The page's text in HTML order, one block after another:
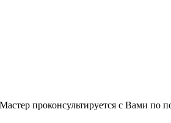
проконсультируется с Вами по